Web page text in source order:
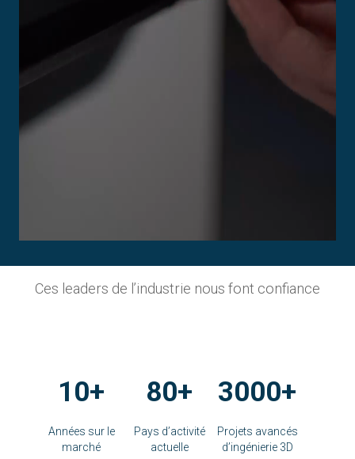
Ces leaders de l’industrie nous font confiance
10+
Années sur le
marché
80+
Pays d’activité
actuelle
3000+
Projets avancés
d’ingénierie 3D